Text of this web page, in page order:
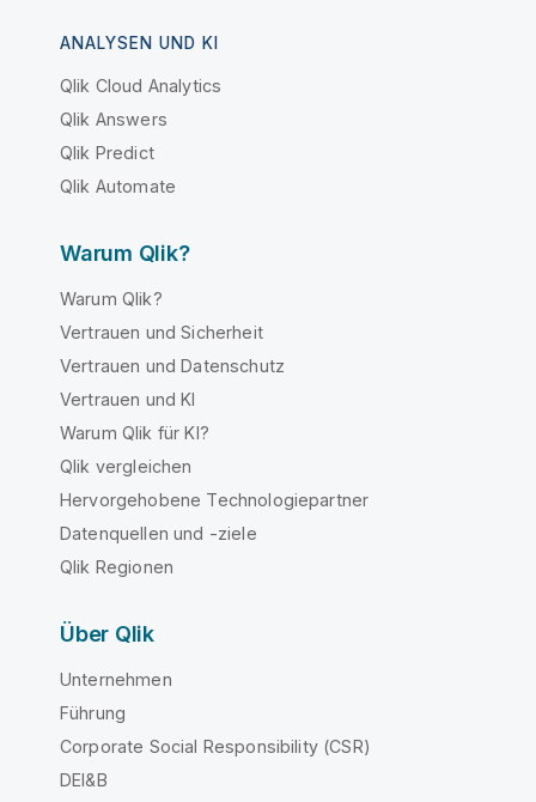
ANALYSEN UND KI
Qlik Cloud Analytics
Qlik Answers
Qlik Predict
Qlik Automate
Warum Qlik?
Warum Qlik?
Vertrauen und Sicherheit
Vertrauen und Datenschutz
Vertrauen und KI
Warum Qlik für KI?
Qlik vergleichen
Hervorgehobene Technologiepartner
Datenquellen und -ziele
Qlik Regionen
Über Qlik
Unternehmen
Führung
Corporate Social Responsibility (CSR)
DEI&B